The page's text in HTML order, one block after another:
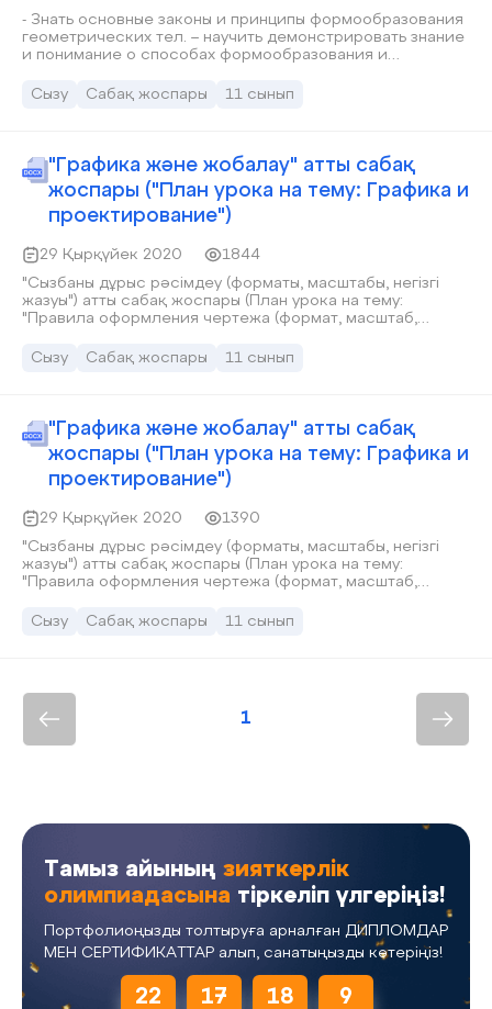
- Знать основные законы и принципы формообразования
геометрических тел. – научить демонстрировать знание
и понимание о способах формообразования и
поверхности)
Сызу Сабақ жоспары 11 сынып
"Графика және жобалау" атты сабақ
жоспары ("План урока на тему: Графика и
проектирование")
29 Қырқүйек 2020
1844
"Сызбаны дұрыс рәсімдеу (форматы, масштабы, негізгі
жазуы") атты сабақ жоспары (План урока на тему:
"Правила оформления чертежа (формат, масштаб,
Сызу
Сабақ жоспары 11 сынып
"Графика және жобалау" атты сабақ
жоспары ("План урока на тему: Графика и
проектирование")
29 Қырқүйек 2020
1390
"Сызбаны дұрыс рәсімдеу (форматы, масштабы, негізгі
жазуы") атты сабақ жоспары (План урока на тему:
"Правила оформления чертежа (формат, масштаб,
Сызу
Сабақ жоспары 11 сынып
1
Тамыз айының зияткерлік
олимпиадасына тіркеліп үлгеріңіз!
Портфолиоңызды толтыруға арналған ДИПЛОМДАР
МЕН СЕРТИФИКАТТАР алып, санатыңызды көтеріңіз!
22 17 18 9